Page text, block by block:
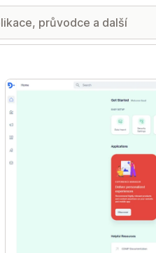
Galerie propagovaných